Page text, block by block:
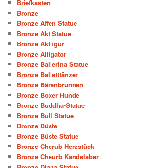
Briefkasten
Bronze
Bronze Affen Statue
Bronze Akt Statue
Bronze Aktfigur
Bronze Alligator
Bronze Ballerina Statue
Bronze Balletttänzer
Bronze Bärenbrunnen
Bronze Boxer Hunde
Bronze Buddha-Statue
Bronze Bull Statue
Bronze Büste
Bronze Büste Statue
Bronze Cherub Herzstück
Bronze Cheurb Kandelaber